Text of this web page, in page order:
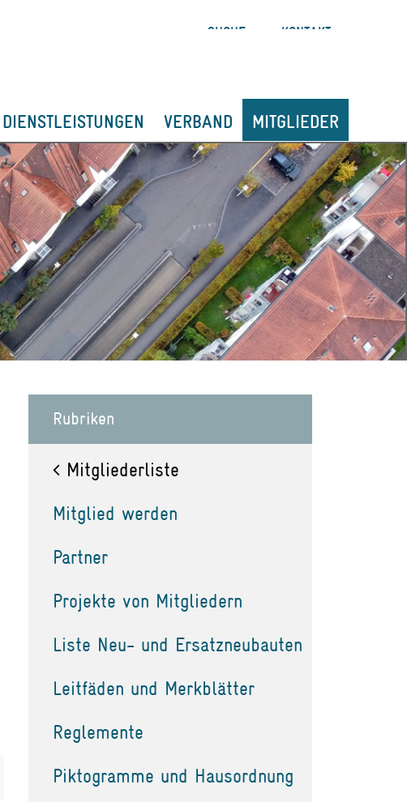
SUCHE KONTAKT
DIENSTLEISTUNGEN VERBAND MITGLIEDER
Rubriken
Mitgliederliste
Mitglied werden
Partner
Projekte von Mitgliedern
Liste Neu- und Ersatzneubauten
Leitfäden und Merkblätter
Reglemente
Piktogramme und Hausordnung